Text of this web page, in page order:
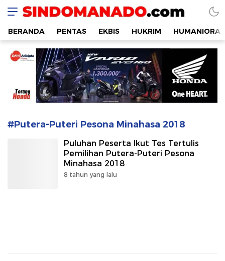
SINDOMANADO
Informatif dan Edukatif
BERANDA PENTAS EKBIS HUKRIM HUMANIORA
#Putera-Puteri Pesona Minahasa 2018
Puluhan Peserta Ikut Tes Tertulis
Pemilihan Putera-Puteri Pesona
Minahasa 2018
8 tahun yang lalu